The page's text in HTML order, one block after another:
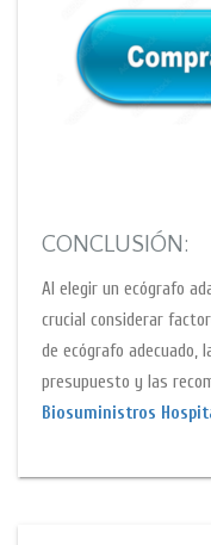
CONCLUSIÓN:
Al elegir un ecógrafo
crucial considerar
de ecógrafo adecuado,
presupuesto y las
Biosuministros